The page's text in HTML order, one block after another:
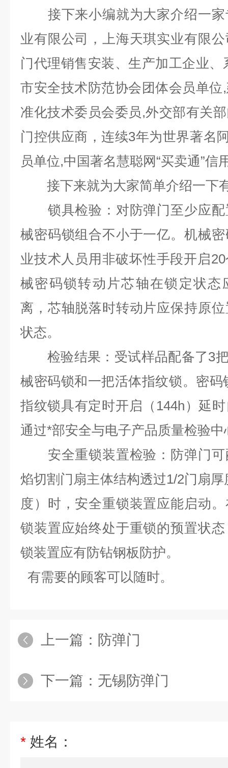
接下来小编就为大家介绍一家
业有限公司，上海天琪实业有限
门代理销售安装、生产加工企业
市安全技术防范协会团体会员单
准化技术委员会委员,外交部有关
门控供应商，连续3年为世界著名
员单位,中国著名慧聪网“买卖通”信
接下来就为大家简单介绍一下
锁具检验：对防弹门至少应配
械密码锁组合不小于一亿。机械
业技术人员用非破坏性手段开启
械密码锁转动片芯轴在锁定状态
离，芯轴脱落时转动片应保持原
状态。
检验结果：受试样品配备了3把
械密码锁和一把活体指纹锁。密
指纹锁具有定时开启（144h）延
通过*部安全与电子产品质量检验
安全重锁装置检验：防弹门可
焰切割门扇主体结构透过1/2门扇
度）时，安全重锁装置应能启动
锁装置应始终处于重锁的预置状
锁装置应有防钻钢板防护。
有需要的顾客可以随时。
上一篇： 防弹门
下一篇： 无锡防弹门
* 姓名：